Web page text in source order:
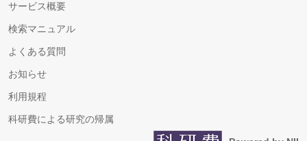
サービス概要
検索マニュアル
よくある質問
お知らせ
利用規程
科研費による研究の帰属